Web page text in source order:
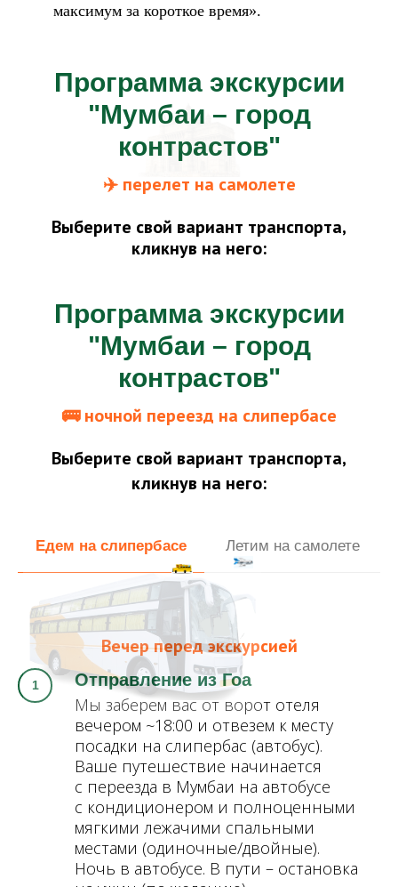
максимум за короткое время».
Программа экскурсии
"Мумбаи – город
контрастов"
✈️ перелет на самолете
Выберите свой вариант транспорта,
кликнув на него:
Программа экскурсии
"Мумбаи – город
контрастов"
🚌 ночной переезд на слипербасе
Выберите свой вариант транспорта,
кликнув на него:
Едем на слипербасе Летим на самолете
Вечер перед экскурсией
Отправление из Гоа
Мы заберем вас от ворот отеля
вечером ~18:00 и отвезем к месту
посадки на слипербас (автобус).
Ваше путешествие начинается
с переезда в Мумбаи на автобусе
с кондиционером и полноценными
мягкими лежачими спальными
местами (одиночные/двойные).
Ночь в автобусе. В пути – остановка